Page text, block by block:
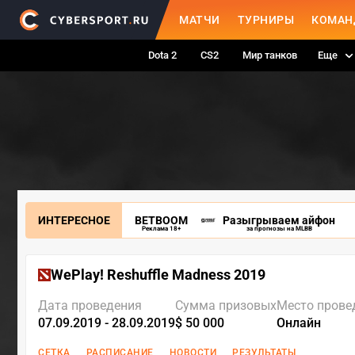
МАТЧИ ТУРНИРЫ
Dota 2 CS2 Мир танков Еще
ИНТЕРЕСНОЕ BETBOOM
Реклама 18+
Разыгрываем айфон
за прогнозы на MLBB
WePlay! Reshuffle Madness 2019
Дата проведения
07.09.2019 - 28.09.2019
Сумма призовых
$ 50 000
Место
Онлайн
СЕТКА РАСПИСАНИЕ НОВОСТИ РЕЗУЛЬТАТЫ